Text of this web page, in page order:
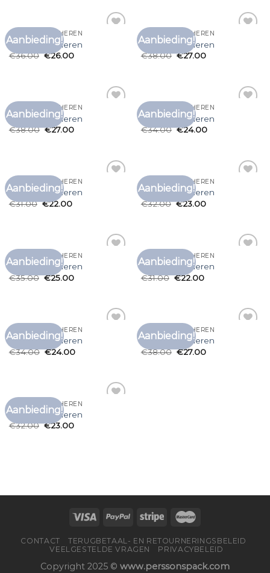
Aanbieding!
BRUIN T SHIRT HEREN
bruin t shirt heren
€36.00 €26.00
Aanbieding!
BRUIN T SHIRT HEREN
bruin t shirt heren
€38.00 €27.00
Aanbieding!
BRUIN T SHIRT HEREN
bruin t shirt heren
€38.00 €27.00
Aanbieding!
BRUIN T SHIRT HEREN
bruin t shirt heren
€34.00 €24.00
Aanbieding!
BRUIN T SHIRT HEREN
bruin t shirt heren
€31.00 €22.00
Aanbieding!
BRUIN T SHIRT HEREN
bruin t shirt heren
€32.00 €23.00
Aanbieding!
BRUIN T SHIRT HEREN
bruin t shirt heren
€35.00 €25.00
Aanbieding!
BRUIN T SHIRT HEREN
bruin t shirt heren
€31.00 €22.00
Aanbieding!
BRUIN T SHIRT HEREN
bruin t shirt heren
€34.00 €24.00
Aanbieding!
BRUIN T SHIRT HEREN
bruin t shirt heren
€38.00 €27.00
Aanbieding!
BRUIN T SHIRT HEREN
bruin t shirt heren
€32.00 €23.00
CONTACT
TERUGBETAAL- EN RETOURNERINGSBELEID
VEELGESTELDE VRAGEN
PRIVACYBELEID
Copyright 2025 © www.perssonspack.com